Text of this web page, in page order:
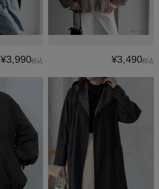
¥3,990税込 ¥3,490税込